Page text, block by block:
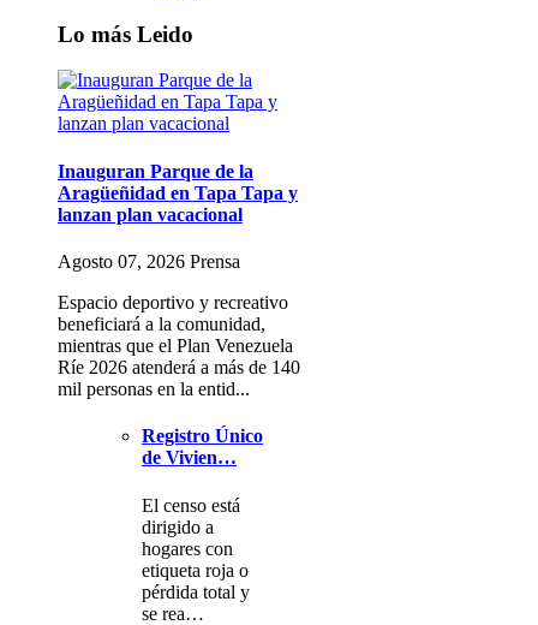
Lo más Leido
Inauguran Parque de la
Aragüeñidad en Tapa Tapa y
lanzan plan vacacional
Agosto 07, 2026 Prensa
Espacio deportivo y recreativo
beneficiará a la comunidad,
mientras que el Plan Venezuela
Ríe 2026 atenderá a más de 140
mil personas en la entid...
Registro Único
de Vivien…
El censo está
dirigido a
hogares con
etiqueta roja o
pérdida total y
se rea…